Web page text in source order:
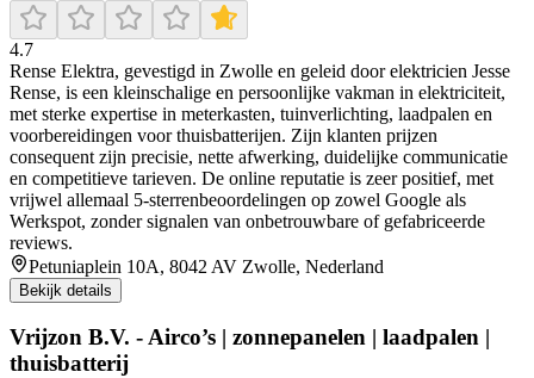
4.7
Rense Elektra, gevestigd in Zwolle en geleid door elektricien Jesse
Rense, is een kleinschalige en persoonlijke vakman in elektriciteit,
met sterke expertise in meterkasten, tuinverlichting, laadpalen en
voorbereidingen voor thuisbatterijen. Zijn klanten prijzen
consequent zijn precisie, nette afwerking, duidelijke communicatie
en competitieve tarieven. De online reputatie is zeer positief, met
vrijwel allemaal 5-sterrenbeoordelingen op zowel Google als
Werkspot, zonder signalen van onbetrouwbare of gefabriceerde
reviews.
Petuniaplein 10A, 8042 AV Zwolle, Nederland
Bekijk details
Vrijzon B.V. - Airco’s | zonnepanelen | laadpalen |
thuisbatterij​